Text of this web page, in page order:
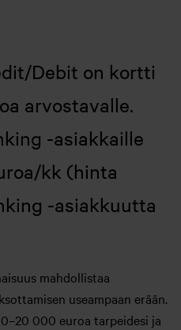
Debit on kortti
arvostavalle.
-asiakkaille
kk (hinta
-asiakkuutta
mahdollistaa
useampaan erään.
000 euroa tarpeidesi ja